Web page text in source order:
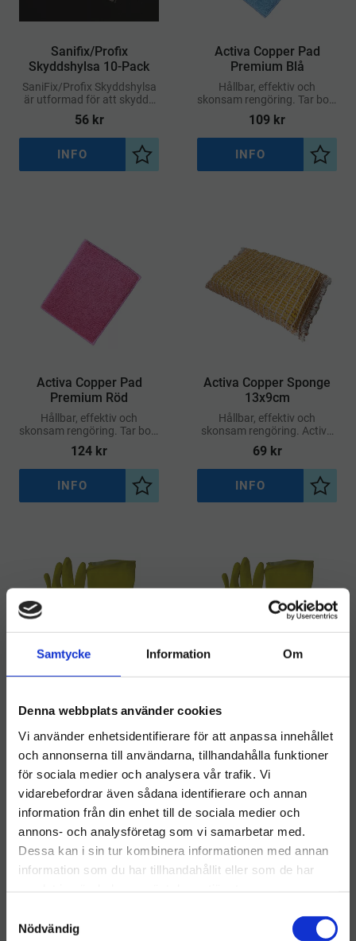
Samtycke Information Om
Denna webbplats använder cookies
Vi använder enhetsidentifierare för att anpassa innehållet
och annonserna till användarna, tillhandahålla funktioner
för sociala medier och analysera vår trafik. Vi
vidarebefordrar även sådana identifierare och annan
information från din enhet till de sociala medier och
annons- och analysföretag som vi samarbetar med.
Dessa kan i sin tur kombinera informationen med annan
information som du har tillhandahållit eller som de har
Nödvändig
Sanifix/Profix
Skyddshylsa 10-Pack
SaniFix/Profix Skyddshylsa
är utformad för att skydda
stativ, redskap och känsliga
ytor från repor och slitage
vid användning
56kr
Lägg till i önskelista
INFO
Activa Copper Pad
Premium Blå
Hållbar, effektiv och
skonsam rengöring. Tar bort
smuts som limrester, färg,
och kalk på glasrutor – utan
att repa
109 kr
Lägg
INFO
Activa Copper Pad
Premium Röd
Hållbar, effektiv och
skonsam rengöring. Tar bort
smuts som limrester, färg,
och kalk på glasrutor – utan
att repa
124 kr
Lägg till i önskelista
INFO
Activa Copper Sponge
13x9cm
Hållbar, effektiv och
skonsam rengöring. Activa
Copper rengör lika effektivt
som stålull eller stålboll men
på ett mycket skonsammare
sätt
69kr
Lägg
INFO
Sanyc Gummihandske
Flossad – Storlek S (7)
Sanyc Gummihandske
Flossad – Storlek S (7)
15kr
Lägg till i önskelista
INFO
​Sanyc Gummihandske
Flossad M (8)
Sanyc Gummihandske
Flossad – Storlek M (8)
15 kr
INFO
NYHET
Välkommen till hygieneleeds.se
Vill du handla som företag eller privatperson?
FÖRETAG